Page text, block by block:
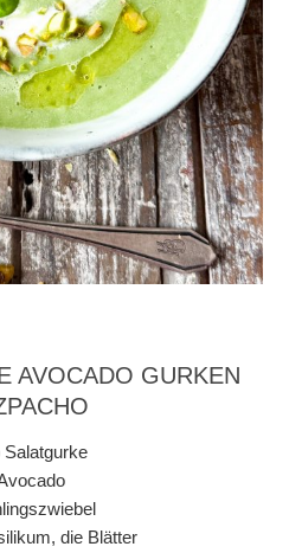
AVOCADO GURKEN
Salatgurke
die Blätter